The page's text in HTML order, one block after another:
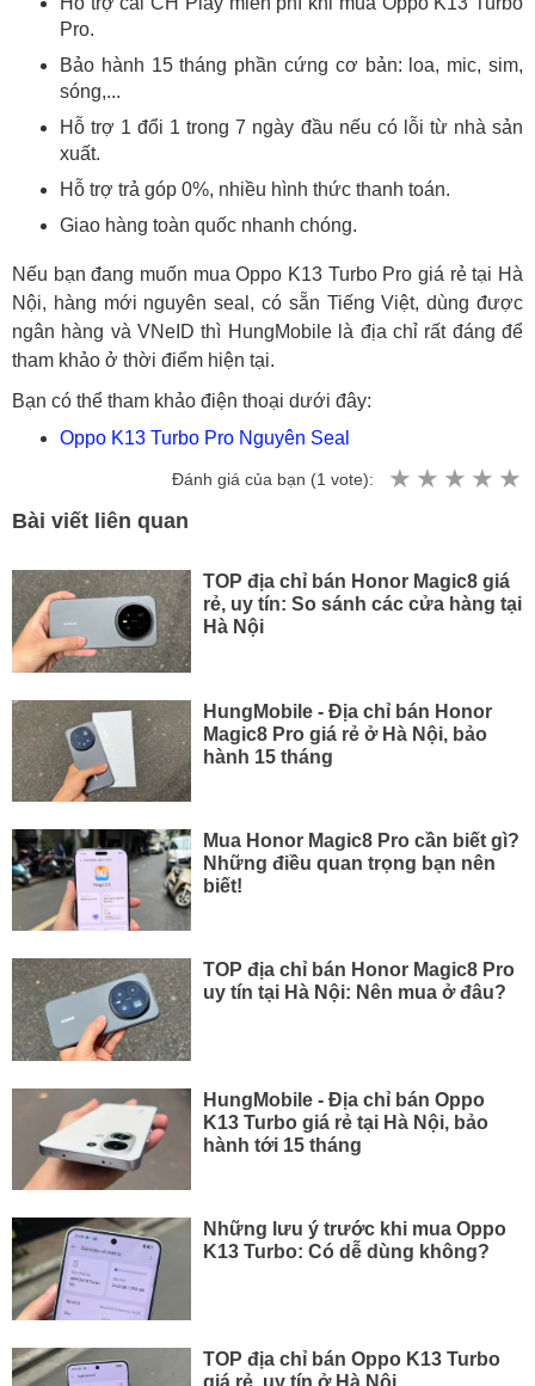
Pro.
Bảo hành 15 tháng phần cứng cơ bản: loa, mic, sim,
sóng,...
Hỗ trợ 1 đổi 1 trong 7 ngày đầu nếu có lỗi từ nhà sản
xuất.
Hỗ trợ trả góp 0%, nhiều hình thức thanh toán.
Giao hàng toàn quốc nhanh chóng.
Nếu bạn đang muốn mua Oppo K13 Turbo Pro giá rẻ tại Hà
Nội, hàng mới nguyên seal, có sẵn Tiếng Việt, dùng được
ngân hàng và VNeID thì HungMobile là địa chỉ rất đáng để
tham khảo ở thời điểm hiện tại.
Bạn có thể tham khảo điện thoại dưới đây:
Oppo K13 Turbo Pro Nguyên Seal
Đánh giá của bạn (1 vote):
Bài viết liên quan
TOP địa chỉ bán Honor Magic8 giá
rẻ, uy tín: So sánh các cửa hàng tại
Hà Nội
HungMobile - Địa chỉ bán Honor
Magic8 Pro giá rẻ ở Hà Nội, bảo
hành 15 tháng
Mua Honor Magic8 Pro cần biết gì?
Những điều quan trọng bạn nên
biết!
TOP địa chỉ bán Honor Magic8 Pro
uy tín tại Hà Nội: Nên mua ở đâu?
HungMobile - Địa chỉ bán Oppo
K13 Turbo giá rẻ tại Hà Nội, bảo
hành tới 15 tháng
Những lưu ý trước khi mua Oppo
K13 Turbo: Có dễ dùng không?
TOP địa chỉ bán Oppo K13 Turbo
giá rẻ, uy tín ở Hà Nội